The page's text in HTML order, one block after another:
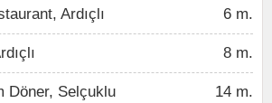
Ardıçlı 6 m.
8 m.
Döner, Selçuklu 14 m.